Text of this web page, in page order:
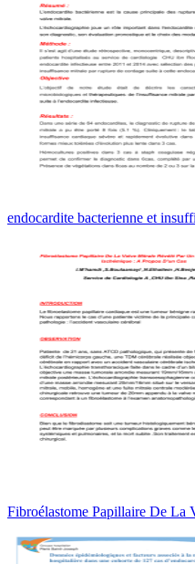
endocardite bacterienne et
Fibroélastome Papillaire De La